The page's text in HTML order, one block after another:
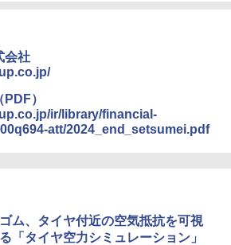
会社
）
ir/library/financial-
att/2024_end_setsumei.pdf
ム、タイヤ付近の空気抵抗を可視
「タイヤ空力シミュレーション」